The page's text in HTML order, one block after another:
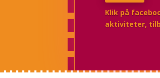
Klik på
aktiviteter,